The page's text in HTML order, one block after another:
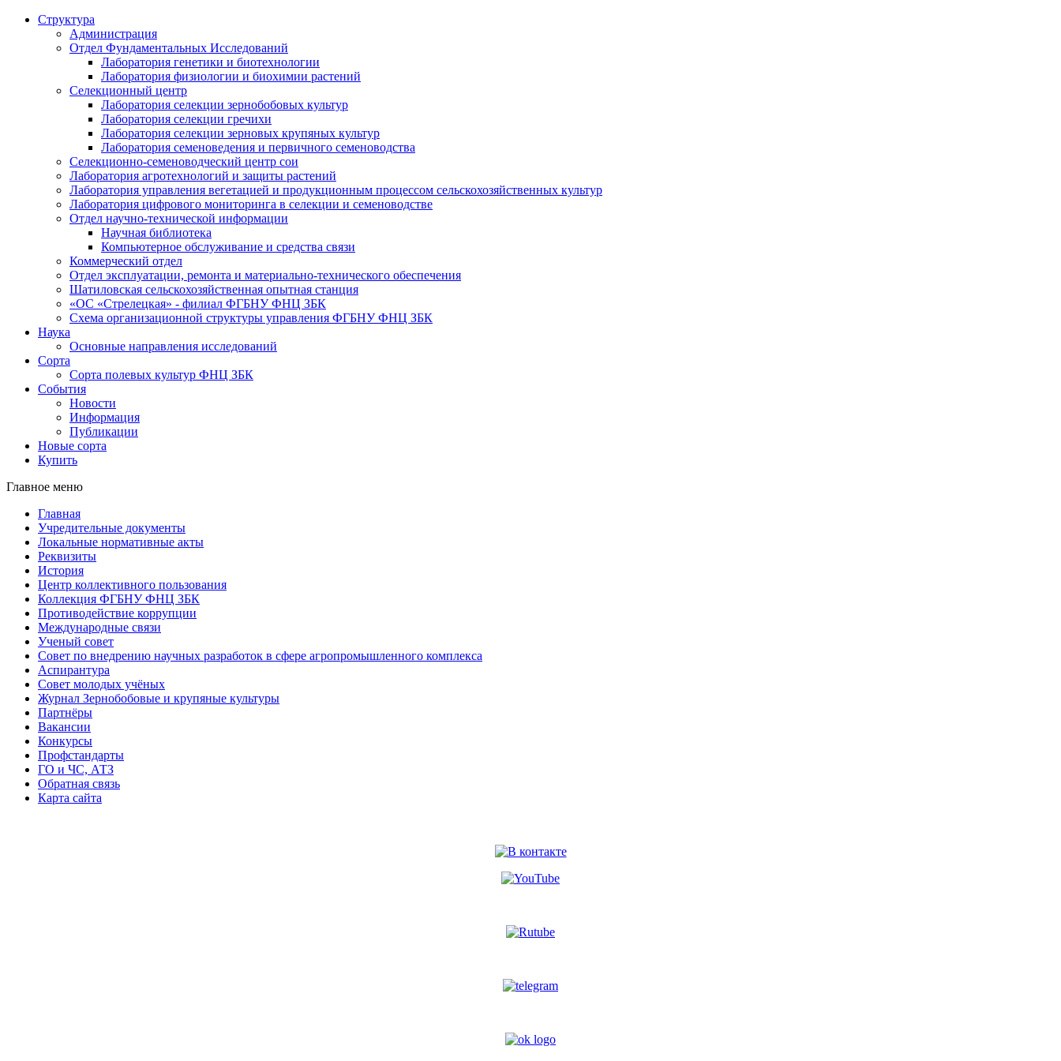
Структура
Администрация
Отдел Фундаментальных Исследований
Лаборатория генетики и биотехнологии
Лаборатория физиологии и биохимии растений
Селекционный центр
Лаборатория селекции зернобобовых культур
Лаборатория селекции гречихи
Лаборатория селекции зерновых крупяных культур
Лаборатория семеноведения и первичного семеноводства
Селекционно-семеноводческий центр сои
Лаборатория агротехнологий и защиты растений
Лаборатория управления вегетацией и продукционным процессом сельскохозяйственных культур
Лаборатория цифрового мониторинга в селекции и семеноводстве
Отдел научно-технической информации
Научная библиотека
Компьютерное обслуживание и средства связи
Коммерческий отдел
Отдел эксплуатации, ремонта и материально-технического обеспечения
Шатиловская сельскохозяйственная опытная станция
«ОС «Стрелецкая» - филиал ФГБНУ ФНЦ ЗБК
Схема организационной структуры управления ФГБНУ ФНЦ ЗБК
Наука
Основные направления исследований
Сорта
Сорта полевых культур ФНЦ ЗБК
События
Новости
Информация
Публикации
Новые сорта
Купить
Главное меню
Главная
Учредительные документы
Локальные нормативные акты
Реквизиты
История
Центр коллективного пользования
Коллекция ФГБНУ ФНЦ ЗБК
Противодействие коррупции
Международные связи
Ученый совет
Совет по внедрению научных разработок в сфере агропромышленного комплекса
Аспирантура
Совет молодых учёных
Журнал Зернобобовые и крупяные культуры
Партнёры
Вакансии
Конкурсы
Профстандарты
ГО и ЧС, АТЗ
Обратная связь
Карта сайта